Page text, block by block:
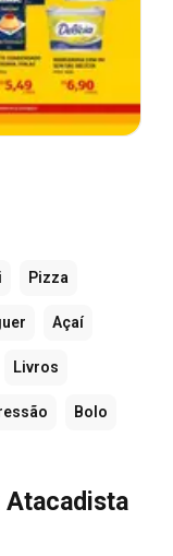
Pizza
Açaí
Livros
Bolo
Atacadista